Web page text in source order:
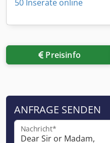
50 Inserate online
Preisinfo
ANFRAGE SENDEN
Nachricht*